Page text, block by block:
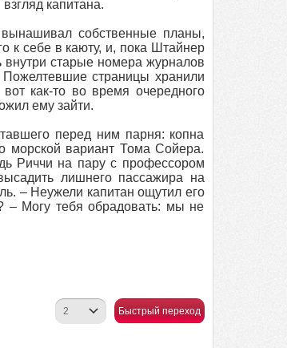
капитана.
собственные планы,
к себе в каюту, и, пока Штайнер
внутри старые номера журналов
Пожелтевшие страницы хранили
как-то во время очередного
ему зайти.
перед ним парня: копна
морской вариант Тома Сойера.
Риччи на пару с профессором
лишнего пассажира на
– Неужели капитан ощутил его
– Могу тебя обрадовать: мы не
Быстрый переход